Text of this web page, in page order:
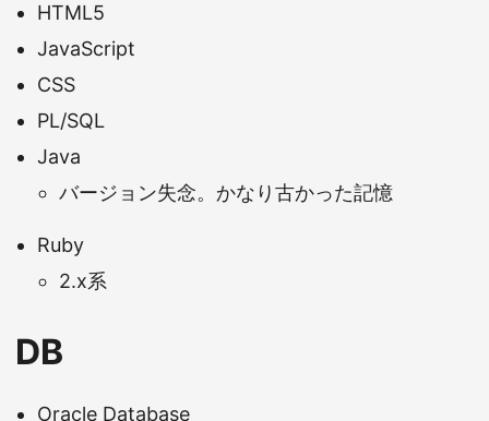
HTML5
JavaScript
CSS
PL/SQL
Java
バージョン失念。かなり古かった記憶
Ruby
2.x系
DB
Oracle Database